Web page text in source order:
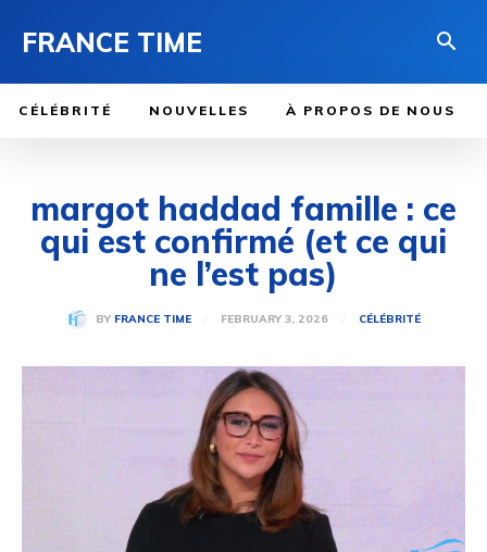
FRANCE TIME
CÉLÉBRITÉ NOUVELLES À PROPOS DE NOUS
margot haddad famille : ce
qui est confirmé (et ce qui
ne l’est pas)
BY FRANCE TIME FEBRUARY 3, 2026 CÉLÉBRITÉ